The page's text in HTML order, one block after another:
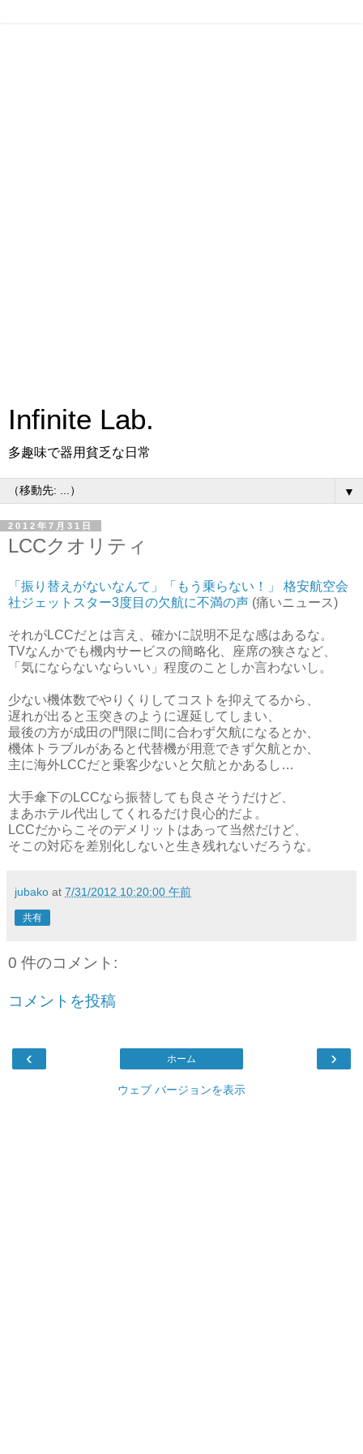
Infinite Lab.
多趣味で器用貧乏な日常
▼
2012年7月31日
LCCクオリティ
「振り替えがないなんて」「もう乗らない！」 格安航空会
社ジェットスター3度目の欠航に不満の声 (痛いニュース)
それがLCCだとは言え、確かに説明不足な感はあるな。
TVなんかでも機内サービスの簡略化、座席の狭さなど、
「気にならないならいい」程度のことしか言わないし。
少ない機体数でやりくりしてコストを抑えてるから、
遅れが出ると玉突きのように遅延してしまい、
最後の方が成田の門限に間に合わず欠航になるとか、
機体トラブルがあると代替機が用意できず欠航とか、
主に海外LCCだと乗客少ないと欠航とかあるし…
大手傘下のLCCなら振替しても良さそうだけど、
まあホテル代出してくれるだけ良心的だよ。
LCCだからこそのデメリットはあって当然だけど、
そこの対応を差別化しないと生き残れないだろうな。
jubako at 7/31/2012 10:20:00 午前
共有
0 件のコメント:
コメントを投稿
‹ ›
ホーム
ウェブ バージョンを表示